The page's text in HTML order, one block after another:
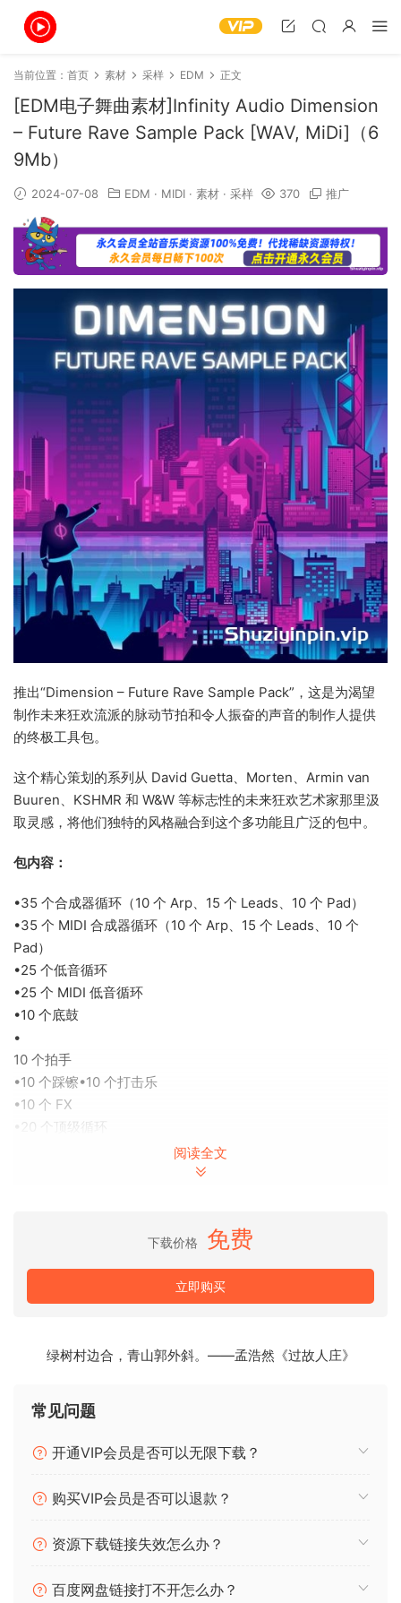
当前位置： 首页 素材 采样 EDM 正文
[EDM电子舞曲素材]Infinity Audio Dimension
– Future Rave Sample Pack [WAV, MiDi]（6
9Mb）
2024-07-08 EDM · MIDI · 素材 · 采样 370 推广
推出“Dimension – Future Rave Sample Pack”，这是为渴望
制作未来狂欢流派的脉动节拍和令人振奋的声音的制作人提供
的终极工具包。
这个精心策划的系列从 David Guetta、Morten、Armin van
Buuren、KSHMR 和 W&W 等标志性的未来狂欢艺术家那里汲
取灵感，将他们独特的风格融合到这个多功能且广泛的包中。
包内容：
•35 个合成器循环（10 个 Arp、15 个 Leads、10 个 Pad）
•35 个 MIDI 合成器循环（10 个 Arp、15 个 Leads、10 个
Pad）
•25 个低音循环
•25 个 MIDI 低音循环
•10 个底鼓
•
10 个拍手
•10 个踩镲•10 个打击乐
•10 个 FX
•20 个顶级循环
Introducing “Dimension – Future Rave Sample Pack,” the
ultimate toolkit for producers aspiring to craft the pulsating
This meticulously curated collection draws inspiration
Armin van Buuren, KSHMR, and W&W, blending their
distinct styles into a versatile and expansive pack.
Pack Contents:
35 Synth Loops (10 Arp, 15 Leads, 10 Pads)
25 Bass Loops
10 Kicks
阅读全文
下载价格 免费
立即购买
绿树村边合，青山郭外斜。——孟浩然《过故人庄》
常见问题
开通VIP会员是否可以无限下载？
购买VIP会员是否可以退款？
资源下载链接失效怎么办？
百度网盘链接打不开怎么办？